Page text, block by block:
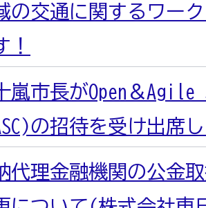
の交通に関するワー
！
嵐市長がOpen＆
の招待を受け出席
代理金融機関の公金